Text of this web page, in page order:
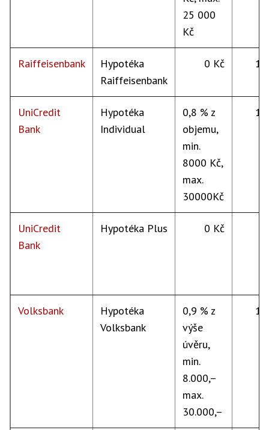
25 000
Kč
Raiffeisenbank
Hypotéka
Raiffeisenbank
0 Kč
UniCredit
Bank
Hypotéka
Individual
0,8 % z
objemu,
min.
8000 Kč,
max.
30000Kč
UniCredit
Bank
Hypotéka Plus 0 Kč
Volksbank
Hypotéka
Volksbank
0,9 % z
výše
úvěru,
min.
8.000,–
max.
30.000,–